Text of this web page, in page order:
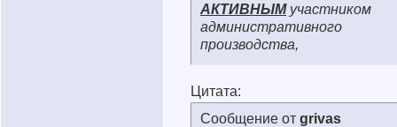
АКТИВНЫМучастником
административного
производства,
Цитата:
Сообщение от grivas